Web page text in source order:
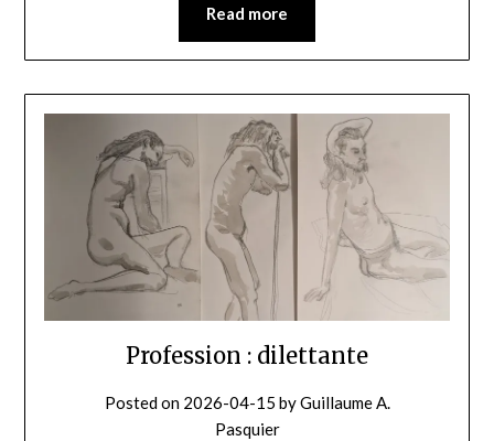
Read more
Profession : dilettante
Posted on 2026-04-15 byGuillaume A.
Pasquier